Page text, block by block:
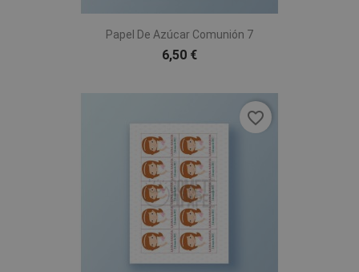
Papel De Azúcar Comunión 7
6,50 €
favorite_border